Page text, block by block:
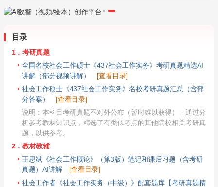
目录
1．考研真题
全国名校社会工作硕士《437社会工作实务》考研真题精选AI
讲解（部分视频讲解）
[查看目录]
社会工作硕士《437社会工作实务》名校考研真题汇总（含部
分答案）
[查看目录]
说明：本科目考研真题不对外公布（暂时难以获得），通过分
析参考教材知识点，精选了有类似考点的其他院校相关考研真
题，以供参考。
2．教材教辅
王思斌《社会工作概论》（第3版）笔记和课后习题（含考研
真题）AI讲解
[查看目录]
社会工作者《社会工作实务（中级）》配套题库【考研真题精